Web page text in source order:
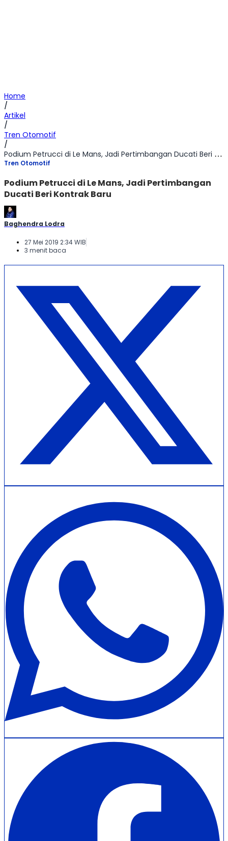
Home
/
Artikel
/
Tren Otomotif
/
Podium Petrucci di Le Mans, Jadi Pertimbangan Ducati Beri Kontrak Baru
Tren Otomotif
Podium Petrucci di Le Mans, Jadi Pertimbangan
Ducati Beri Kontrak Baru
Baghendra Lodra
27 Mei 2019 2:34 WIB
3 menit baca